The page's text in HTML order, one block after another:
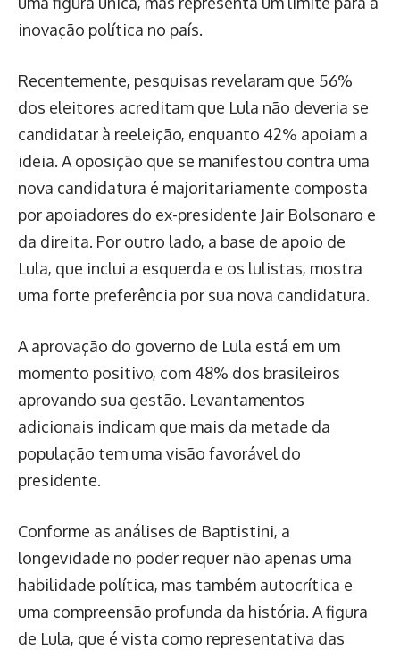
inovação política no país.
Recentemente, pesquisas revelaram que 56%
dos eleitores acreditam que Lula não deveria se
candidatar à reeleição, enquanto 42% apoiam a
ideia. A oposição que se manifestou contra uma
nova candidatura é majoritariamente composta
por apoiadores do ex-presidente Jair Bolsonaro e
da direita. Por outro lado, a base de apoio de
Lula, que inclui a esquerda e os lulistas, mostra
uma forte preferência por sua nova candidatura.
A aprovação do governo de Lula está em um
momento positivo, com 48% dos brasileiros
aprovando sua gestão. Levantamentos
adicionais indicam que mais da metade da
população tem uma visão favorável do
presidente.
Conforme as análises de Baptistini, a
longevidade no poder requer não apenas uma
habilidade política, mas também autocrítica e
uma compreensão profunda da história. A figura
de Lula, que é vista como representativa das